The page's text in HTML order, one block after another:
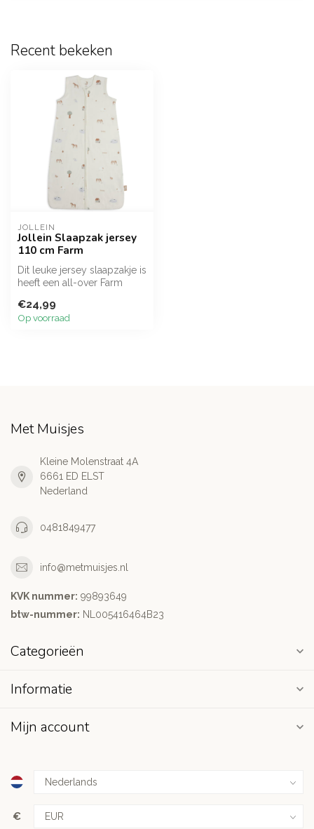
Recent bekeken
JOLLEIN
Jollein Slaapzak jersey
110 cm Farm
Dit leuke jersey slaapzakje is
heeft een all-over Farm
€24,99
Op voorraad
Met Muisjes
Kleine Molenstraat 4A
6661 ED ELST
Nederland
0481849477
info@metmuisjes.nl
KVK nummer: 99893649
btw-nummer: NL005416464B23
Categorieën
Informatie
Mijn account
€